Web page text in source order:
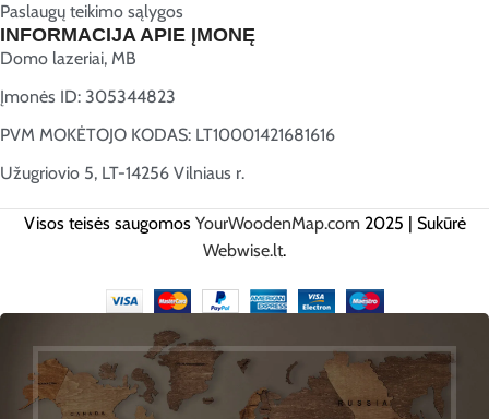
Paslaugų teikimo sąlygos
INFORMACIJA APIE ĮMONĘ
Domo lazeriai, MB
Įmonės ID: 305344823
PVM MOKĖTOJO KODAS: LT10001421681616
Užugriovio 5, LT-14256 Vilniaus r.
Visos teisės saugomos YourWoodenMap.com 2025 | Sukūrė
Webwise.lt.